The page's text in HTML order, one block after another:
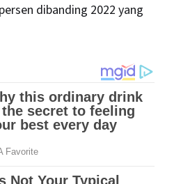
dibanding 2022 yang